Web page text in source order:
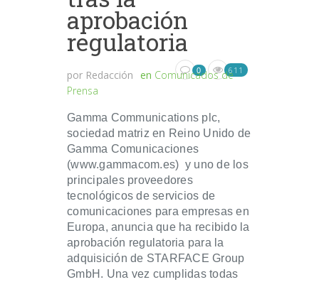
aprobación
regulatoria
por Redacción en Comunicados de
Prensa
0 611
Gamma Communications plc,
sociedad matriz en Reino Unido de
Gamma Comunicaciones
(www.gammacom.es) y uno de los
principales proveedores
tecnológicos de servicios de
comunicaciones para empresas en
Europa, anuncia que ha recibido la
aprobación regulatoria para la
adquisición de STARFACE Group
GmbH. Una vez cumplidas todas